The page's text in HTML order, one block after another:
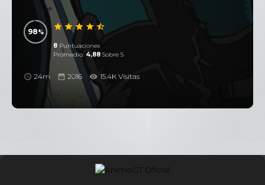
98
8 Puntuaciones
Promedio: 4,88 Sobre 5
24m 2016 15.4K Visitas